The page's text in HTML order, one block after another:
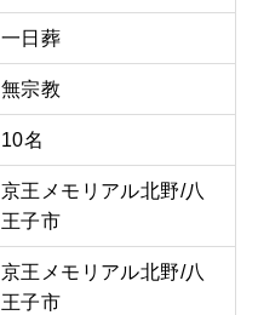
一日葬
無宗教
10名
京王メモリアル北野/八
王子市
京王メモリアル北野/八
王子市